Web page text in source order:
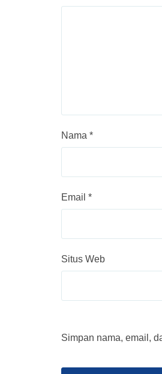
Nama *
Email *
Situs Web
Simpan nama, email,